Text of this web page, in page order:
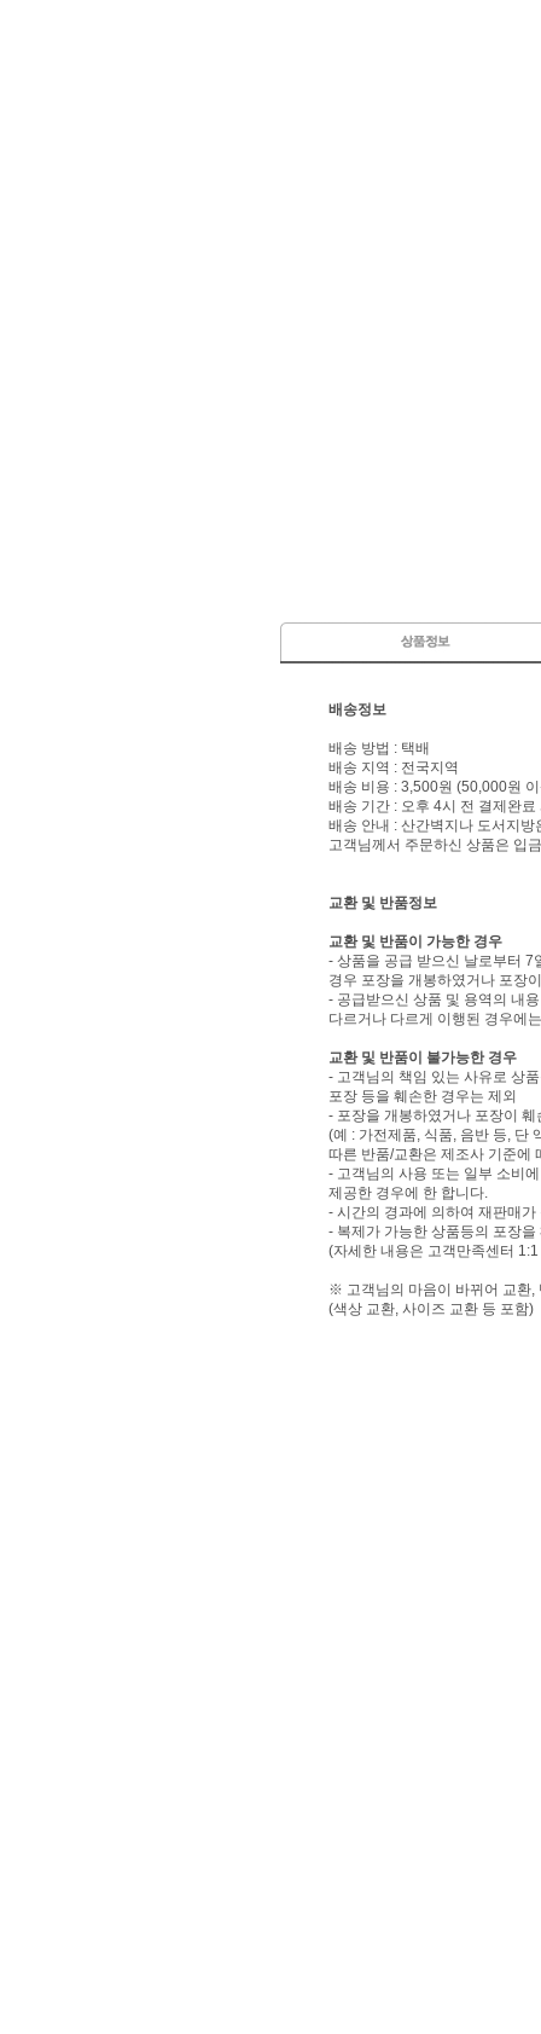
배송정보
배송 방법 : 택배
배송 지역 : 전국지역
배송 비용 : 3,500원 (50,000원
배송 기간 : 오후 4시 전 결제완료
배송 안내 : 산간벽지나 도서지
고객님께서 주문하신 상품은 입
교환 및 반품정보
교환 및 반품이 가능한 경우
- 상품을 공급 받으신 날로부터 7
경우 포장을 개봉하였거나 포장
- 공급받으신 상품 및 용역의 내
다르거나 다르게 이행된 경우에
교환 및 반품이 불가능한 경우
- 고객님의 책임 있는 사유로 상
포장 등을 훼손한 경우는 제외
- 포장을 개봉하였거나 포장이
(예 : 가전제품, 식품, 음반 등, 단
따른 반품/교환은 제조사 기준에
- 고객님의 사용 또는 일부 소비
제공한 경우에 한 합니다.
- 시간의 경과에 의하여 재판매
- 복제가 가능한 상품등의 포장을
(자세한 내용은 고객만족센터
※ 고객님의 마음이 바뀌어 교환,
(색상 교환, 사이즈 교환 등 포함)